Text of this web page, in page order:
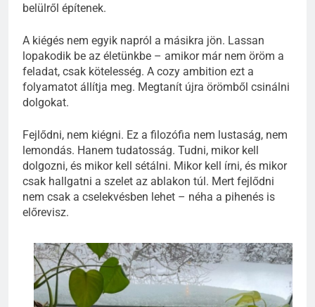
belülről építenek.
A kiégés nem egyik napról a másikra jön. Lassan
lopakodik be az életünkbe – amikor már nem öröm a
feladat, csak kötelesség. A cozy ambition ezt a
folyamatot állítja meg. Megtanít újra örömből csinálni
dolgokat.
Fejlődni, nem kiégni. Ez a filozófia nem lustaság, nem
lemondás. Hanem tudatosság. Tudni, mikor kell
dolgozni, és mikor kell sétálni. Mikor kell írni, és mikor
csak hallgatni a szelet az ablakon túl. Mert fejlődni
nem csak a cselekvésben lehet – néha a pihenés is
előrevisz.